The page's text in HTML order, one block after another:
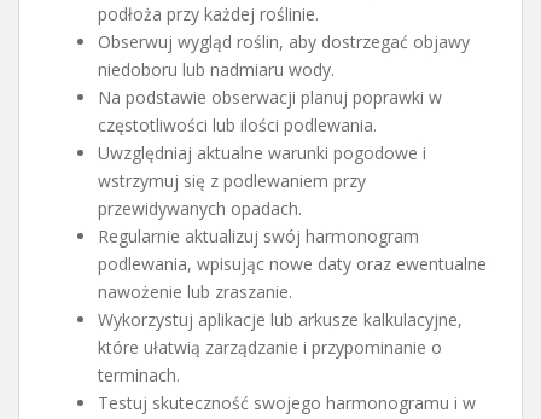
podłoża przy każdej roślinie.
Obserwuj wygląd roślin, aby dostrzegać objawy
niedoboru lub nadmiaru wody.
Na podstawie obserwacji planuj poprawki w
częstotliwości lub ilości podlewania.
Uwzględniaj aktualne warunki pogodowe i
wstrzymuj się z podlewaniem przy
przewidywanych opadach.
Regularnie aktualizuj swój harmonogram
podlewania, wpisując nowe daty oraz ewentualne
nawożenie lub zraszanie.
Wykorzystuj aplikacje lub arkusze kalkulacyjne,
które ułatwią zarządzanie i przypominanie o
terminach.
Testuj skuteczność swojego harmonogramu i w